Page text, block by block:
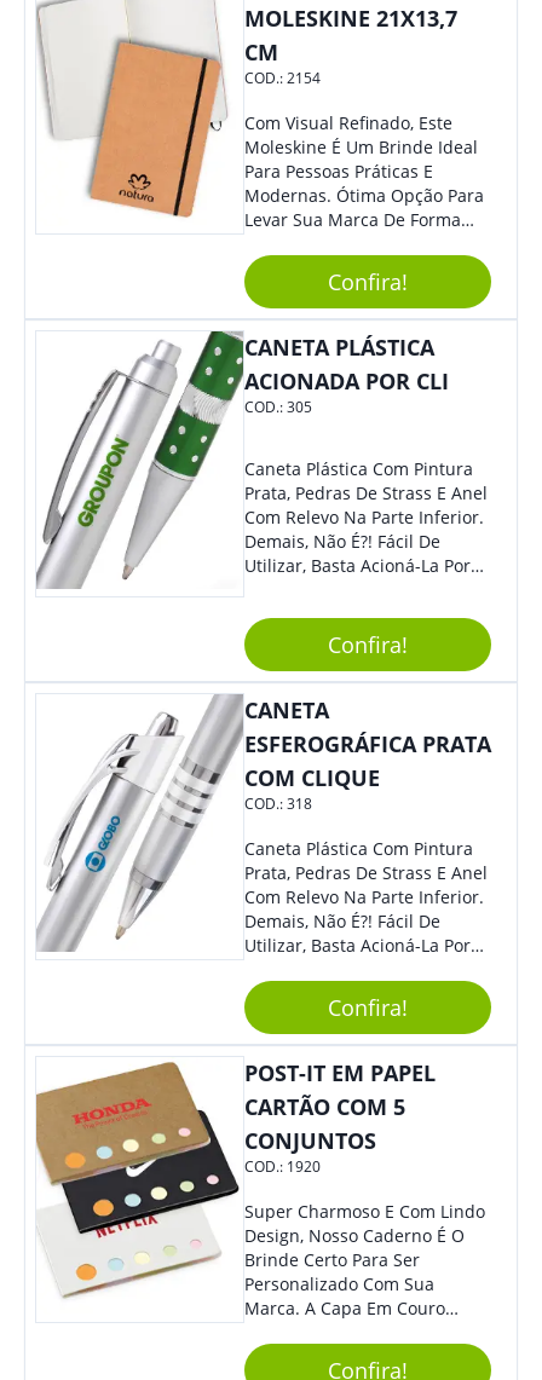
MOLESKINE 21X13,7
CM
COD.:2154
Com Visual Refinado, Este
Moleskine É Um Brinde Ideal
Para Pessoas Práticas E
Modernas. Ótima Opção Para
Levar Sua Marca De Forma
Sua Empresa Em Eventos,
Reuniões Corporativas Ou Até
Mesmo Para Presentear
Colaboradores E Parceiros De
Confira!
CANETA PLÁSTICA
ACIONADA POR CLI
COD.:305
Caneta Plástica Com Pintura
Prata, Pedras De Strass E Anel
Com Relevo Na Parte Inferior.
Demais, Não É?! Fácil De
Utilizar, Basta Acioná-La Por
Confira!
CANETA
ESFEROGRÁFICA PRATA
COM CLIQUE
COD.:318
Caneta Plástica Com Pintura
Prata, Pedras De Strass E Anel
Com Relevo Na Parte Inferior.
Demais, Não É?! Fácil De
Utilizar, Basta Acioná-La Por
Confira!
POST-IT EM PAPEL
CARTÃO COM 5
CONJUNTOS
COD.: 1920
Super Charmoso E Com Lindo
Design, Nosso Caderno É O
Brinde Certo Para Ser
Personalizado Com Sua
Marca. A Capa Em Couro
Elástico Permite Maior
Confira!